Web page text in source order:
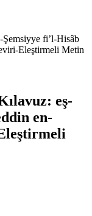
fi’l-Hisâb
Eleştirmeli Metin
eş-
en-